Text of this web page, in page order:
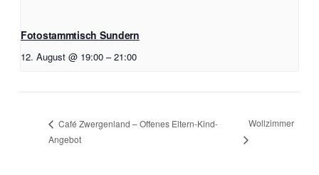
Fotostammtisch Sundern
12. August @ 19:00 – 21:00
Café Zwergenland – Offenes Eltern-Kind-
Angebot
Wollzimmer